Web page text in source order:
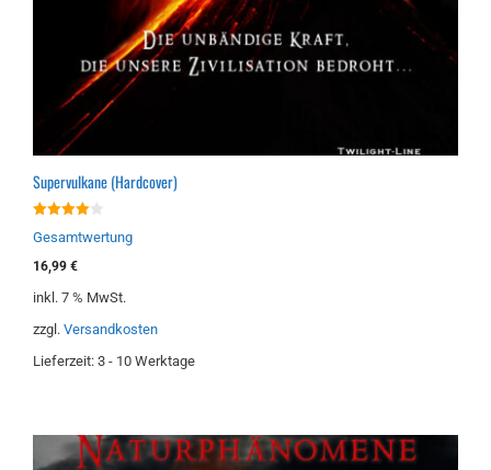
Supervulkane (Hardcover)
von 5
Gesamtwertung
16,99 €
inkl. 7 % MwSt.
zzgl. Versandkosten
Lieferzeit: 3 - 10 Werktage